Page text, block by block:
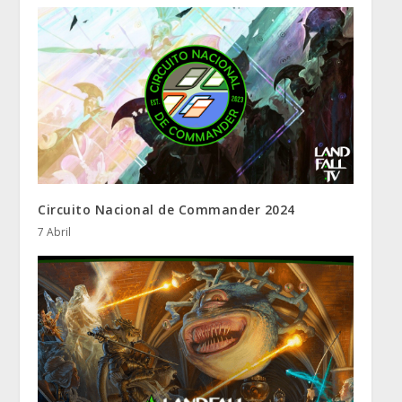
Circuito Nacional de Commander 2024
7 Abril